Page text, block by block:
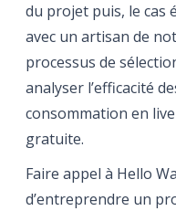
du projet puis, le cas
avec un artisan de
processus de
analyser l’efficacité
consommation en
gratuite.
Faire appel à Hello
d’entreprendre un